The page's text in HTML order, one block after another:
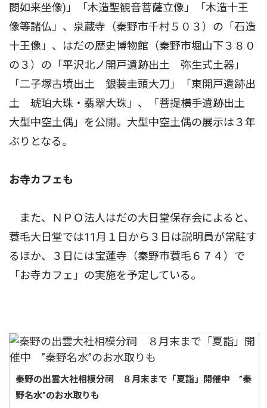
閦如来坐像)」「木造聖観音菩薩立像」「木造十王
像等諸仏」、泉蔵寺（秦野市千村５０３）の「石造
十王像」、はだの歴史博物館（秦野市堀山下３８０
の３）の「平沢北ノ開戸遺跡出土 弥生式土器」
「二子塚古墳出土 銀装圭頭大刀」「東開戸遺跡出
土 琥珀大珠・翡翠大珠」、「菩提横手遺跡出土
大型中空土偶」を公開。大型中空土偶の展示は３年
ぶりとなる。
お寺カフェも
また、ＮＰＯ法人はだの大日堂保存会によると、
蓑毛大日堂では11月１日から３日は説明員が常駐す
るほか、３日には宝蓮寺（秦野市蓑毛６７４）で
「お寺カフェ」の実施を予定している。
秦野の出雲大社相模分祠 ８月末まで「夏詣」開催中 ”秦
野名水”のお水取りも